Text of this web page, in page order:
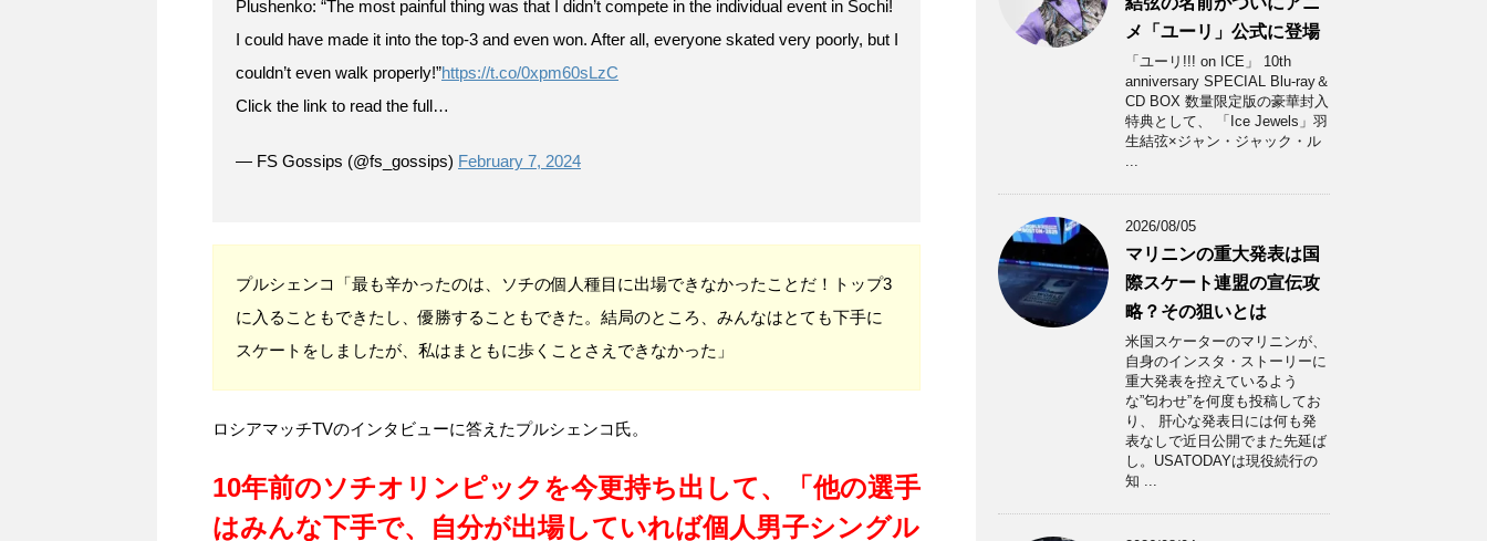
Plushenko: “The most painful thing was that I didn’t compete in the individual event in Sochi!
I could have made it into the top-3 and even won. After all, everyone skated very poorly, but I
couldn’t even walk properly!”https://t.co/0xpm60sLzC
Click the link to read the full…
— FS Gossips (@fs_gossips) February 7, 2024
プルシェンコ「最も辛かったのは、ソチの個人種目に出場できなかったことだ！トップ3
に入ることもできたし、優勝することもできた。結局のところ、みんなはとても下手に
スケートをしましたが、私はまともに歩くことさえできなかった」
ロシアマッチTVのインタビューに答えたプルシェンコ氏。
10年前のソチオリンピックを今更持ち出して、「他の選手
はみんな下手で、自分が出場していれば個人男子シングル
メ「ユーリ」公式に登場
「ユーリ!!! on ICE」 10th
anniversary SPECIAL Blu-ray＆
CD BOX 数量限定版の豪華封入
特典として、 「Ice Jewels」羽
生結弦×ジャン・ジャック・ル
...
2026/08/05
マリニンの重大発表は国
際スケート連盟の宣伝攻
略？その狙いとは
米国スケーターのマリニンが、
自身のインスタ・ストーリーに
重大発表を控えているよう
な”匂わせ”を何度も投稿してお
り、 肝心な発表日には何も発
表なしで近日公開でまた先延ば
し。USATODAYは現役続行の
知 ...